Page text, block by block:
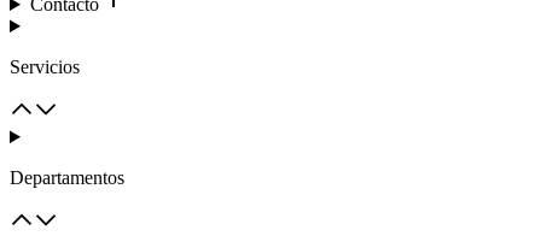
Contacto
Servicios
Departamentos